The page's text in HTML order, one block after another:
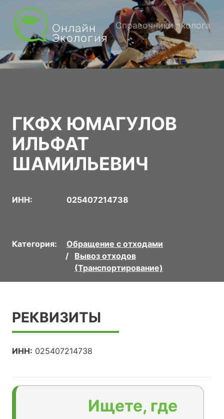
Справочники эколога
ГКФХ ЮМАГУЛОВ
ИЛЬФАТ
ШАМИЛЬЕВИЧ
ИНН: 025407214738
Категория:
Обращение с отходами
Вывоз отходов
(Транспортирование)
РЕКВИЗИТЫ
ИНН: 025407214738
Ищете, где